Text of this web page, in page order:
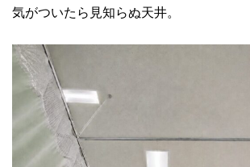
気がついたら見知らぬ天井。